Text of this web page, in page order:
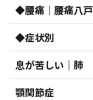
◆腰痛｜腰痛八戸
◆症状別
息が苦しい｜肺
顎関節症